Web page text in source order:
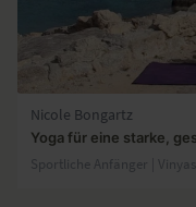
Nicole Bongartz
Yoga für eine starke,
Sportliche Anfänger |